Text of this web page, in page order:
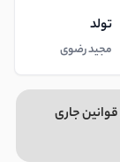
تولد
مجید رضوی
جاری